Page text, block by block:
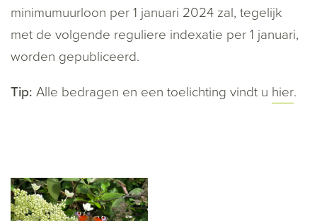
minimumuurloon per 1 januari 2024 zal, tegelijk
met de volgende reguliere indexatie per 1 januari,
worden gepubliceerd.
Tip: Alle bedragen en een toelichting vindt u hier.